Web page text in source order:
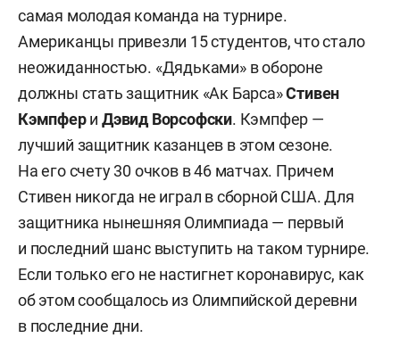
самая молодая команда на турнире.
Американцы привезли 15 студентов, что стало
неожиданностью. «Дядьками» в обороне
должны стать защитник «Ак Барса»Стивен
Кэмпфер иДэвид Ворсофски. Кэмпфер —
лучший защитник казанцев в этом сезоне.
На его счету 30 очков в 46 матчах. Причем
Стивен никогда не играл в сборной США. Для
защитника нынешняя Олимпиада — первый
и последний шанс выступить на таком турнире.
Если только его не настигнет коронавирус, как
об этом сообщалось из Олимпийской деревни
в последние дни.